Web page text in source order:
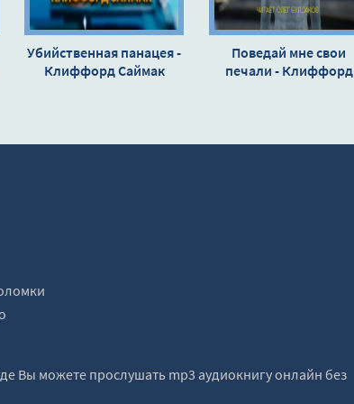
Убийственная панацея -
Клиффорд Саймак
Поведай мне свои
печали - Клиффорд
Вы можете прослушать mp3 аудиокнигу онлайн без